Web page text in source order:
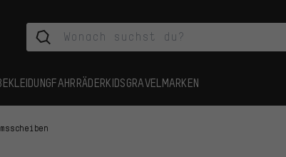
FAHRRÄDERKIDSGRAVEL MARKEN